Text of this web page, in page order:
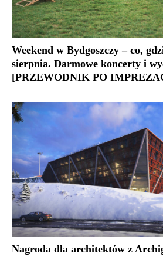
Weekend w Bydgoszczy – co,
sierpnia. Darmowe koncerty i
[PRZEWODNIK PO
Nagroda dla architektów z